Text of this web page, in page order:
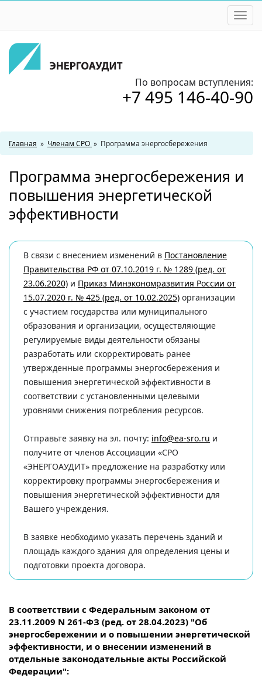
По вопросам вступления:
+7 495 146-40-90
Главная » Членам СРО » Программа энергосбережения
Программа энергосбережения и
повышения энергетической
эффективности
В связи с внесением изменений в Постановление
Правительства РФ от 07.10.2019 г. № 1289 (ред. от
23.06.2020) и Приказ Минэкономразвития России от
15.07.2020 г. № 425 (ред. от 10.02.2025) организации
с участием государства или муниципального
образования и организации, осуществляющие
регулируемые виды деятельности обязаны
разработать или скорректировать ранее
утвержденные программы энергосбережения и
повышения энергетической эффективности в
соответствии с установленными целевыми
уровнями снижения потребления ресурсов.
Отправьте заявку на эл. почту: info@ea-sro.ru и
получите от членов Ассоциации «СРО
«ЭНЕРГОАУДИТ» предложение на разработку или
корректировку программы энергосбережения и
повышения энергетической эффективности для
Вашего учреждения.
В заявке необходимо указать перечень зданий и
площадь каждого здания для определения цены и
подготовки проекта договора.
В соответствии с Федеральным законом от
23.11.2009 N 261-ФЗ (ред. от 28.04.2023) "Об
энергосбережении и о повышении энергетической
эффективности, и о внесении изменений в
отдельные законодательные акты Российской
Федерации":